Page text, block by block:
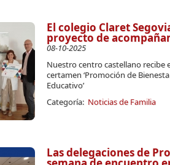
El colegio Claret
proyecto de
08-10-2025
Nuestro centro castellano recibe
certamen ‘Promoción de
Educativo’
Categoría: Noticias de Familia
Las delegaciones de